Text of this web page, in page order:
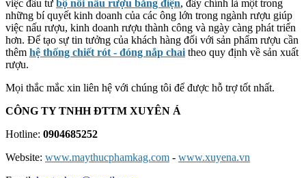
việc đầu tư bộ nồi nấu rượu bằng điện, đây chính là một trong
những bí quyết kinh doanh của các ông lớn trong ngành rượu giúp
việc nấu rượu, kinh doanh rượu thành công và ngày càng phát triển
hơn. Để tạo sự tin tưởng của khách hàng đối với sản phẩm rượu cần
thêm hệ thống chiết rót - đóng nắp chaitheo quy định về sản xuất
rượu.
Mọi thắc mắc xin liên hệ với chúng tôi để được hỗ trợ tốt nhất.
CÔNG TY TNHH ĐTTM XUYÊN Á
Hotline: 0904685252
Website: www.maythucphamkag.com - www.xuyena.vn